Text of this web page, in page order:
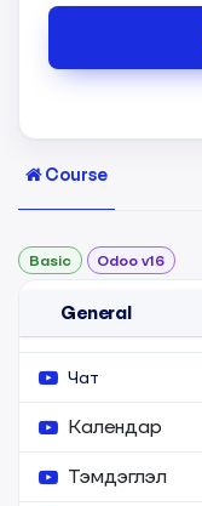
Course
Basic Odoo v16
General
Чат
Календар
Тэмдэглэл